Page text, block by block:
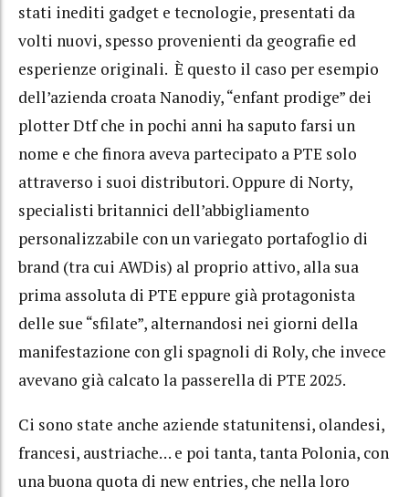
stati inediti gadget e tecnologie, presentati da
volti nuovi, spesso provenienti da geografie ed
esperienze originali. È questo il caso per esempio
dell’azienda croata Nanodiy, “enfant prodige” dei
plotter Dtf che in pochi anni ha saputo farsi un
nome e che finora aveva partecipato a PTE solo
attraverso i suoi distributori. Oppure di Norty,
specialisti britannici dell’abbigliamento
personalizzabile con un variegato portafoglio di
brand (tra cui AWDis) al proprio attivo, alla sua
prima assoluta di PTE eppure già protagonista
delle sue “sfilate”, alternandosi nei giorni della
manifestazione con gli spagnoli di Roly, che invece
avevano già calcato la passerella di PTE 2025.
Ci sono state anche aziende statunitensi, olandesi,
francesi, austriache… e poi tanta, tanta Polonia, con
una buona quota di new entries, che nella loro